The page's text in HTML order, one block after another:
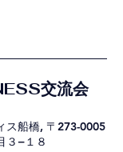
交流会
ス船橋, 〒273-0005
３−１８